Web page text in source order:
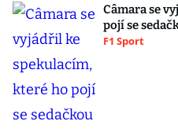
Câmara se
pojí se
F1 Sport